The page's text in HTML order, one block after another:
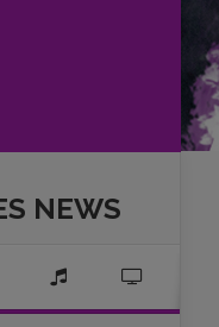
NEWS